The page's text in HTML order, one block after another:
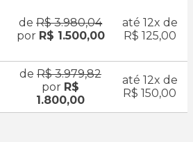
de R$ 3.980,04
por R$ 1.500,00
até 12x de
R$ 125,00
de R$ 3.979,82
por R$
1.800,00
até 12x de
R$ 150,00